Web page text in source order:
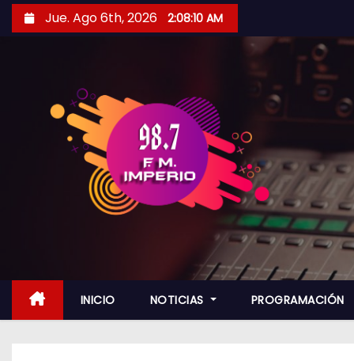
i
Jue. Ago 6th, 2026 2:08:12 AM
INICIO NOTICIAS PROGRAMACIÓN